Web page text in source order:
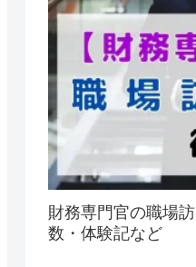
財務専門官の職場
数・体験記など